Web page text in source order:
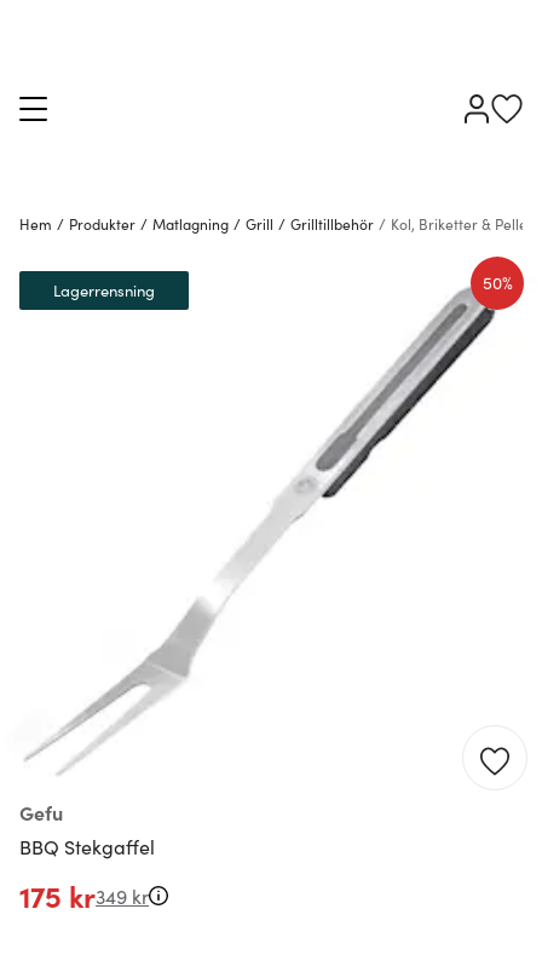
Hem / Produkter / Matlagning / Grill / Grilltillbehör / Kol, Briketter & Pellets
Gefu
BBQ Stekgaffel
50%
Lagerrensning
175 kr349 kr